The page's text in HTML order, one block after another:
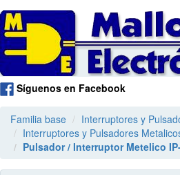
Síguenos en Facebook
Familia base
Interruptores y
Interruptores y Pulsadores
Pulsador / Interruptor Metelico